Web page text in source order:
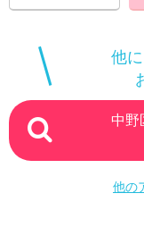
他
中野
他の